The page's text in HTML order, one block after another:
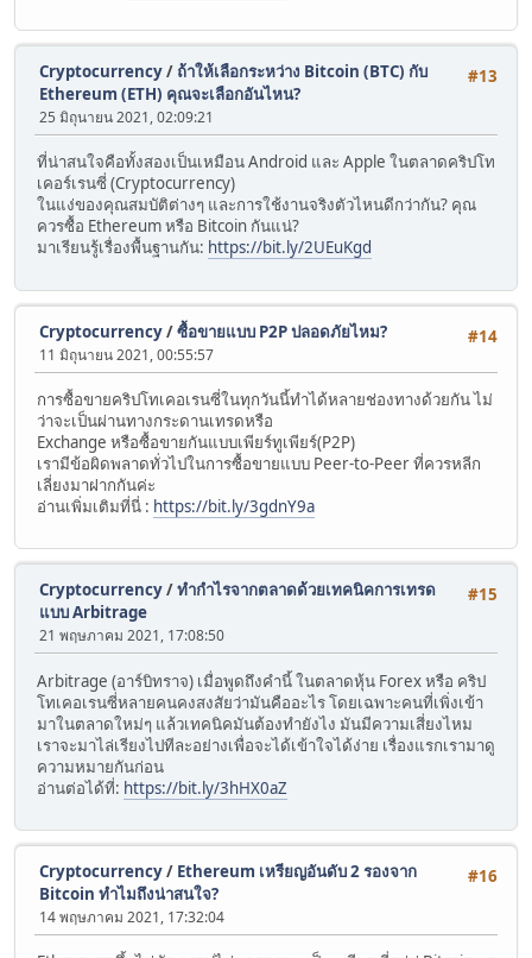
#13
Cryptocurrency/ ถ้าให้เลือกระหว่าง Bitcoin (BTC) กับ
Ethereum (ETH) คุณจะเลือกอันไหน?
25 มิถุนายน 2021, 02:09:21
ที่น่าสนใจคือทั้งสองเป็นเหมือน Android และ Apple ในตลาดคริปโท
เคอร์เรนซี่ (Cryptocurrency)
ในแง่ของคุณสมบัติต่างๆ และการใช้งานจริงตัวไหนดีกว่ากัน? คุณ
ควรซื้อ Ethereum หรือ Bitcoin กันแน่?
มาเรียนรู้เรื่องพื้นฐานกัน: https://bit.ly/2UEuKgd
#14
Cryptocurrency/ซื้อขายแบบ P2P ปลอดภัยไหม?
11 มิถุนายน 2021, 00:55:57
การซื้อขายคริปโทเคอเรนซี่ในทุกวันนี้ทำได้หลายช่องทางด้วยกัน ไม่
ว่าจะเป็นผ่านทางกระดานเทรดหรือ
Exchange หรือซื้อขายกันแบบเพียร์ทูเพียร์(P2P)
เรามีข้อผิดพลาดทั่วไปในการซื้อขายแบบ Peer-to-Peer ที่ควรหลีก
เลี่ยงมาฝากกันค่ะ
อ่านเพิ่มเติมที่นี่ : https://bit.ly/3gdnY9a
#15
Cryptocurrency/ทำกำไรจากตลาดด้วยเทคนิคการเทรด
แบบ Arbitrage
21 พฤษภาคม 2021, 17:08:50
Arbitrage (อาร์บิทราจ) เมื่อพูดถึงคำนี้ ในตลาดหุ้น Forex หรือ คริป
โทเคอเรนซี่หลายคนคงสงสัยว่ามันคืออะไร โดยเฉพาะคนที่เพิ่งเข้า
มาในตลาดใหม่ๆ แล้วเทคนิคมันต้องทำยังไง มันมีความเสี่ยงไหม
เราจะมาไล่เรียงไปทีละอย่างเพื่อจะได้เข้าใจได้ง่าย เรื่องแรกเรามาดู
ความหมายกันก่อน
อ่านต่อได้ที่: https://bit.ly/3hHX0aZ
#16
Cryptocurrency/ Ethereum เหรียญอันดับ 2 รองจาก
Bitcoin ทำไมถึงน่าสนใจ?
14 พฤษภาคม 2021, 17:32:04